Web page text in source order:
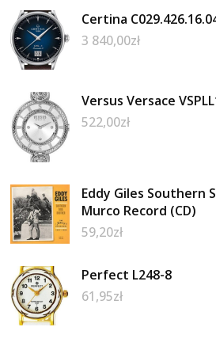
Certina
3 840,00zł
Versus Versace
522,00zł
Eddy Giles Southern
Murco Record (CD)
59,20zł
Perfect L248-8
61,95zł